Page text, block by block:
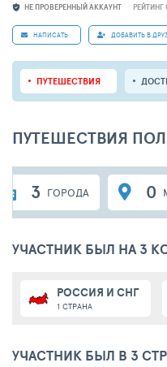
НЕ ПРОВЕРЕННЫЙ АККАУНТ РЕЙТИНГ
НАПИСАТЬ ДОБАВИТЬ В
ПУТЕШЕСТВИЯ
ПУТЕШЕСТВИЯ
3 ГОРОДА 0
УЧАСТНИК БЫЛ НА 3
РОССИЯ И СНГ
1 СТРАНА
УЧАСТНИК БЫЛ В 3